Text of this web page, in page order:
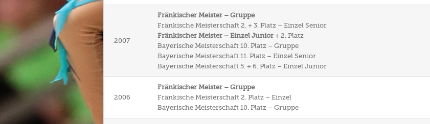
2007
Fränkischer Meister – Gruppe
Fränkische Meisterschaft 2. + 3. Platz – Einzel Senior
Fränkischer Meister – Einzel Junior + 2. Platz
Bayerische Meisterschaft 10. Platz – Gruppe
Bayerische Meisterschaft 11. Platz – Einzel Senior
Bayerische Meisterschaft 5. + 6. Platz – Einzel Junior
2006
Fränkischer Meister – Gruppe
Fränkische Meisterschaft 2. Platz – Einzel
Bayerische Meisterschaft 10. Platz – Gruppe